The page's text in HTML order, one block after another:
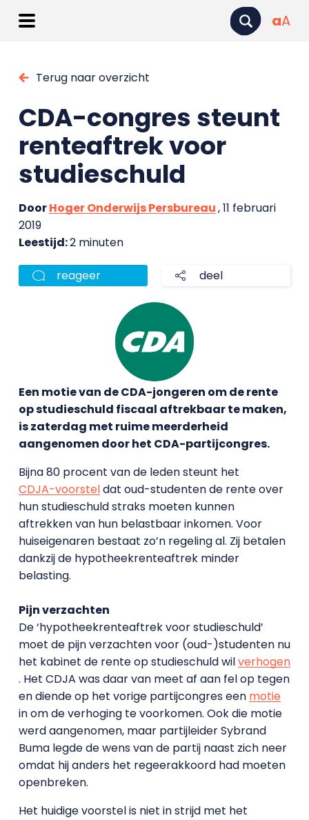
aA
Terug naar overzicht
CDA-congres steunt
renteaftrek voor
studieschuld
DoorHoger Onderwijs Persbureau, 11 februari
2019
Leestijd:2 minuten
reageer deel
Een motie van de CDA-jongeren om de rente
op studieschuld fiscaal aftrekbaar te maken,
is zaterdag met ruime meerderheid
aangenomen door het CDA-partijcongres.
Bijna 80 procent van de leden steunt het
CDJA-voorsteldat oud-studenten de rente over
hun studieschuld straks moeten kunnen
aftrekken van hun belastbaar inkomen. Voor
huiseigenaren bestaat zo’n regeling al. Zij betalen
dankzij de hypotheekrenteaftrek minder
belasting.
Pijn verzachten
De ‘hypotheekrenteaftrek voor studieschuld’
moet de pijn verzachten voor (oud-)studenten nu
het kabinet de rente op studieschuld wilverhogen
. Het CDJA was daar van meet af aan fel op tegen
en diende op het vorige partijcongres een motie
in om de verhoging te voorkomen. Ook die motie
werd aangenomen, maar partijleider Sybrand
Buma legde de wens van de partij naast zich neer
omdat hij anders het regeerakkoord had moeten
openbreken.
Het huidige voorstel is niet in strijd met het